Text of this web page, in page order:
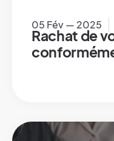
05 Fév — 2025
Rachat de